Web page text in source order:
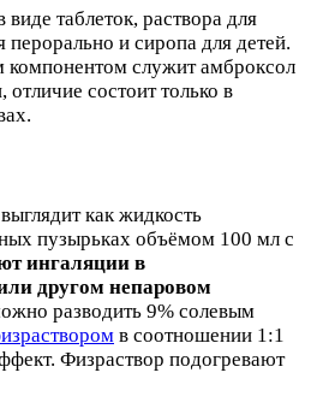
таблеток, раствора для
перорально и сиропа для детей.
компонентом служит амброксол
состоит только в
как жидкость
пузырьках объёмом 100 мл с
ингаляции в
другом непаровом
разводить 9% солевым
в соотношении 1:1
Физраствор подогревают